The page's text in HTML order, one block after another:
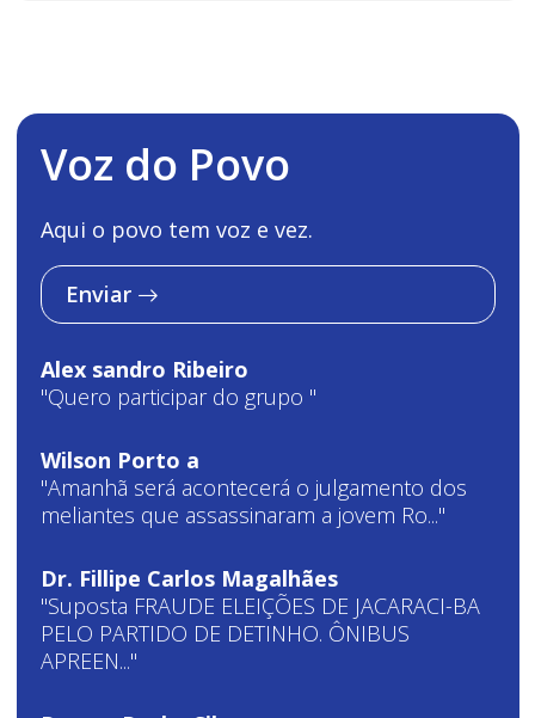
Voz do Povo
Aqui o povo tem voz e vez.
Enviar
Alex sandro Ribeiro
"Quero participar do grupo "
Wilson Porto a
"Amanhã será acontecerá o julgamento dos
meliantes que assassinaram a jovem Ro..."
Dr. Fillipe Carlos Magalhães
"Suposta FRAUDE ELEIÇÕES DE JACARACI-BA
PELO PARTIDO DE DETINHO. ÔNIBUS
APREEN..."